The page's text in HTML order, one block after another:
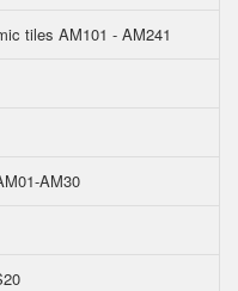
tiles AM101 - AM241
AM30